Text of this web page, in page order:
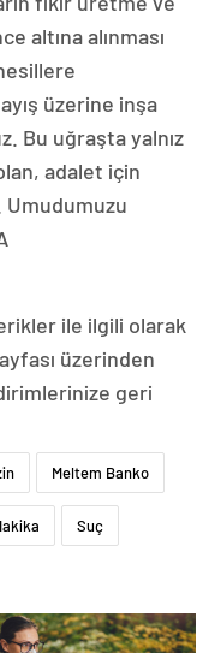
altına alınması
üzerine inşa
Bu uğraşta yalnız
adalet için
Umudumuzu
ile ilgili olarak
üzerinden
geri
Meltem Banko
Suç